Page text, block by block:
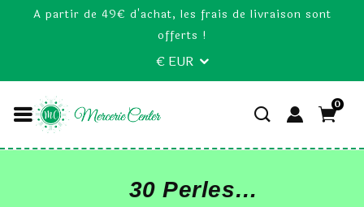
A partir de 49€ d'achat, les frais de livraison sont
offerts !
€ EUR
0
30 Perles